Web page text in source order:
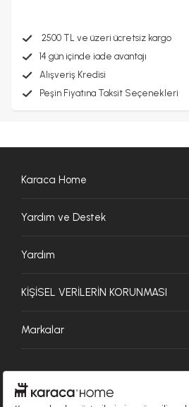
2500 TL ve üzeri ücretsiz kargo
14 gün içinde iade avantajı
Alışveriş Kredisi
Peşin Fiyatına Taksit Seçenekleri
Karaca Home
Yardım ve Destek
Yardım
KİŞİSEL VERİLERİN KORUNMASI
Markalar